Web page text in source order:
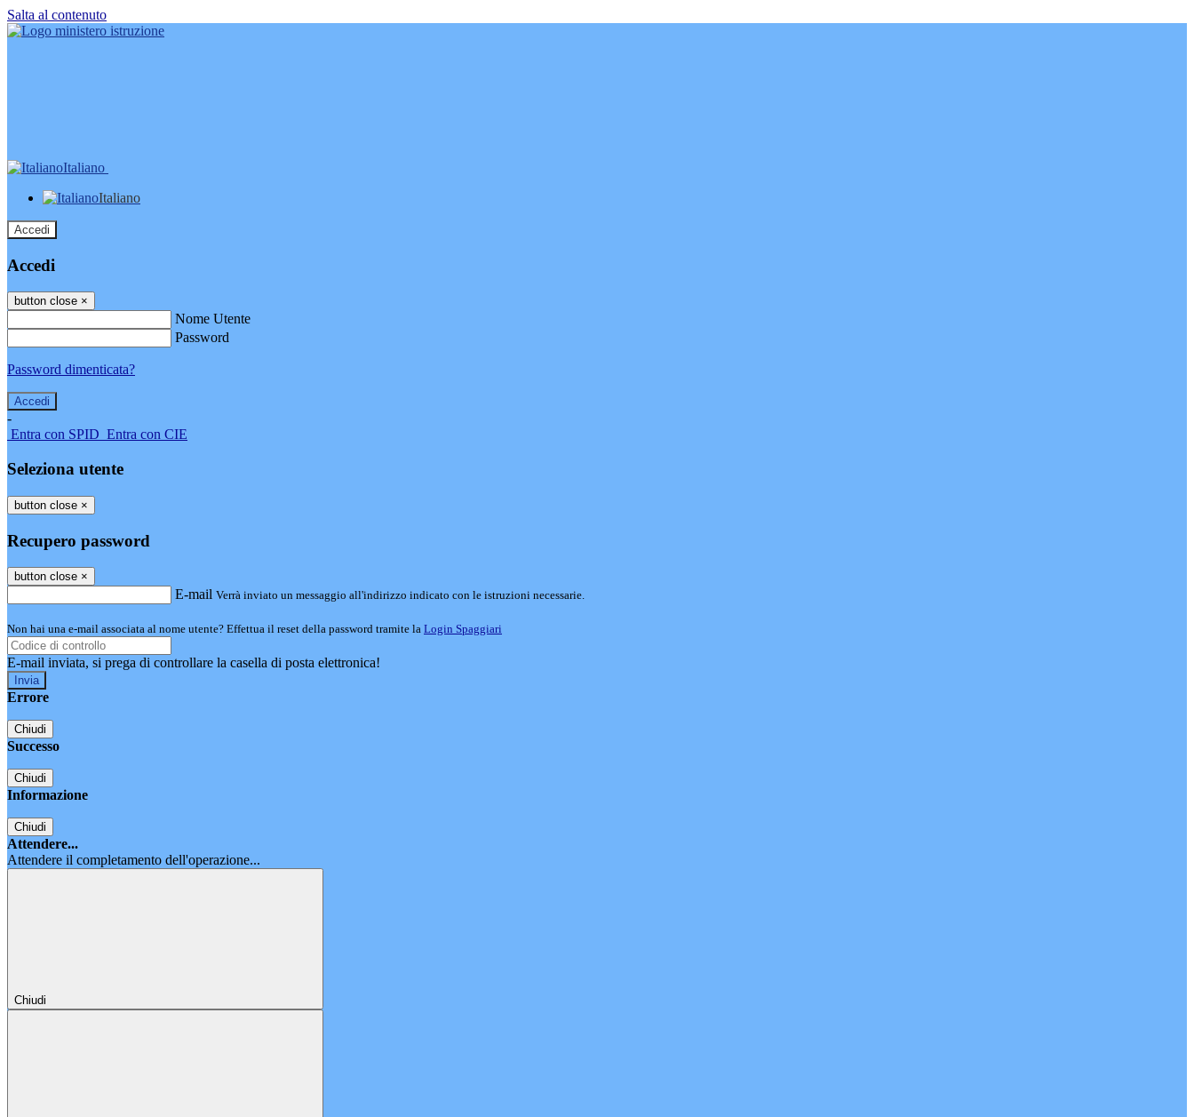
Salta al contenuto
Italiano
Italiano
Accedi
Accedi
button close ×
Nome Utente
Password
Password dimenticata?
-
Entra con SPID Entra con CIE
Seleziona utente
button close ×
Recupero password
button close ×
E-mail Verrà inviato un messaggio all'indirizzo indicato con le istruzioni necessarie.
Non hai una e-mail associata al nome utente? Effettua il reset della password tramite la Login Spaggiari
E-mail inviata, si prega di controllare la casella di posta elettronica!
Errore
Chiudi
Successo
Chiudi
Informazione
Chiudi
Attendere...
Attendere il completamento dell'operazione...
Chiudi